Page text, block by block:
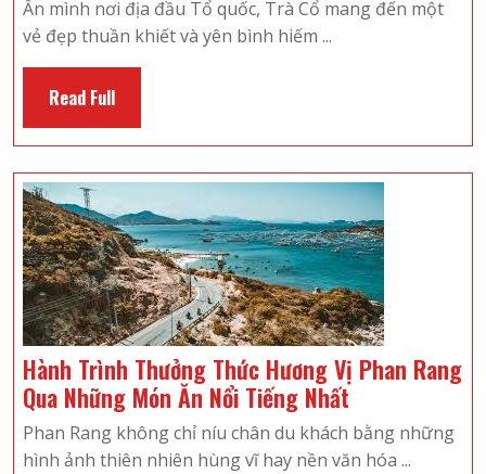
Những
Khi
Đến
Du
Lịch
Trà
Cổ
3
Ngày
2
Đêm
Ẩn mình nơi địa đầu Tổ quốc, Trà Cổ mang đến một
vẻ đẹp thuần khiết và yên bình hiếm ...
Read FullRead
Full
Hành Trình Thưởng Thức Hương Vị Phan Rang
Qua Những Món Ăn Nổi Tiếng NhấtHành
Trình
Thưởng
Phan Rang không chỉ níu chân du khách bằng những
hình ảnh thiên nhiên hùng vĩ hay nền văn hóa ...